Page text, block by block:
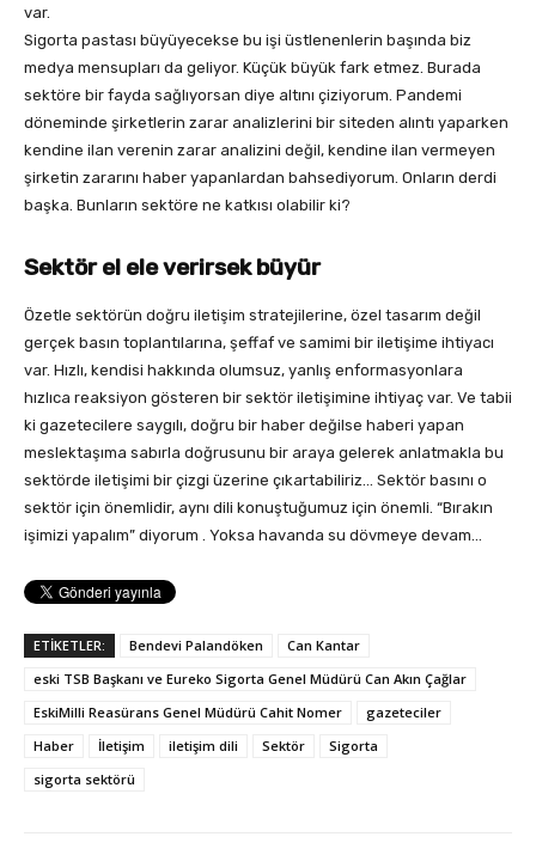
var.
Sigorta pastası büyüyecekse bu işi üstlenenlerin başında biz
medya mensupları da geliyor. Küçük büyük fark etmez. Burada
sektöre bir fayda sağlıyorsan diye altını çiziyorum. Pandemi
döneminde şirketlerin zarar analizlerini bir siteden alıntı yaparken
kendine ilan verenin zarar analizini değil, kendine ilan vermeyen
şirketin zararını haber yapanlardan bahsediyorum. Onların derdi
başka. Bunların sektöre ne katkısı olabilir ki?
Sektör el ele verirsek büyür
Özetle sektörün doğru iletişim stratejilerine, özel tasarım değil
gerçek basın toplantılarına, şeffaf ve samimi bir iletişime ihtiyacı
var. Hızlı, kendisi hakkında olumsuz, yanlış enformasyonlara
hızlıca reaksiyon gösteren bir sektör iletişimine ihtiyaç var. Ve tabii
ki gazetecilere saygılı, doğru bir haber değilse haberi yapan
meslektaşıma sabırla doğrusunu bir araya gelerek anlatmakla bu
sektörde iletişimi bir çizgi üzerine çıkartabiliriz… Sektör basını o
sektör için önemlidir, aynı dili konuştuğumuz için önemli. “Bırakın
işimizi yapalım” diyorum . Yoksa havanda su dövmeye devam…
ETİKETLER: Bendevi Palandöken
Can Kantar
eski TSB Başkanı ve Eureko Sigorta Genel Müdürü Can Akın Çağlar
EskiMilli Reasürans Genel Müdürü Cahit Nomer
gazeteciler
Haber
İletişim iletişim dili Sektör
Sigorta
sigorta sektörü